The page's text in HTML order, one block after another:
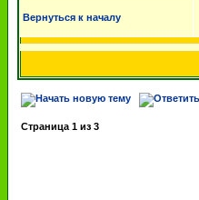
Вернуться к началу
Страница 1 из 3